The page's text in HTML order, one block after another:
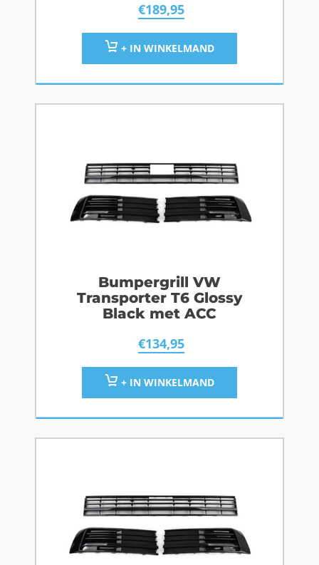
€189,95
+ IN WINKELMAND
Bumpergrill VW
Transporter T6 Glossy
Black met ACC
€134,95
+ IN WINKELMAND